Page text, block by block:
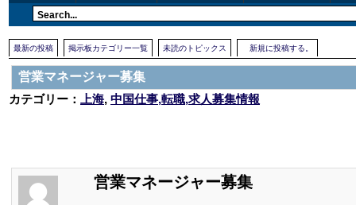
最新の投稿 掲示板カテゴリー一覧 未読のトピックス 新規に投稿する。
営業マネージャー募集
カテゴリー：
上海, 中国仕事,転職,求人募集情報
営業マネージャー募集